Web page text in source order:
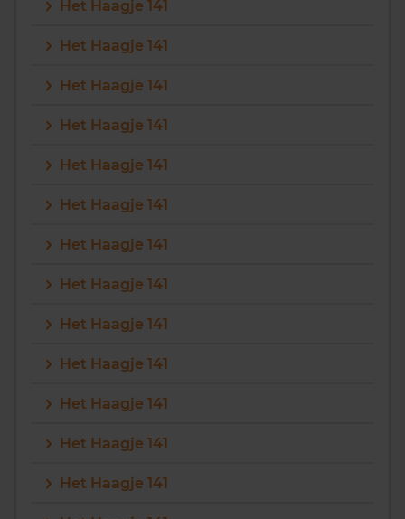
Het Haagje 141
Het Haagje 141
Het Haagje 141
Het Haagje 141
Het Haagje 141
Het Haagje 141
Het Haagje 141
Het Haagje 141
Het Haagje 141
Het Haagje 141
Het Haagje 141
Het Haagje 141
Het Haagje 141